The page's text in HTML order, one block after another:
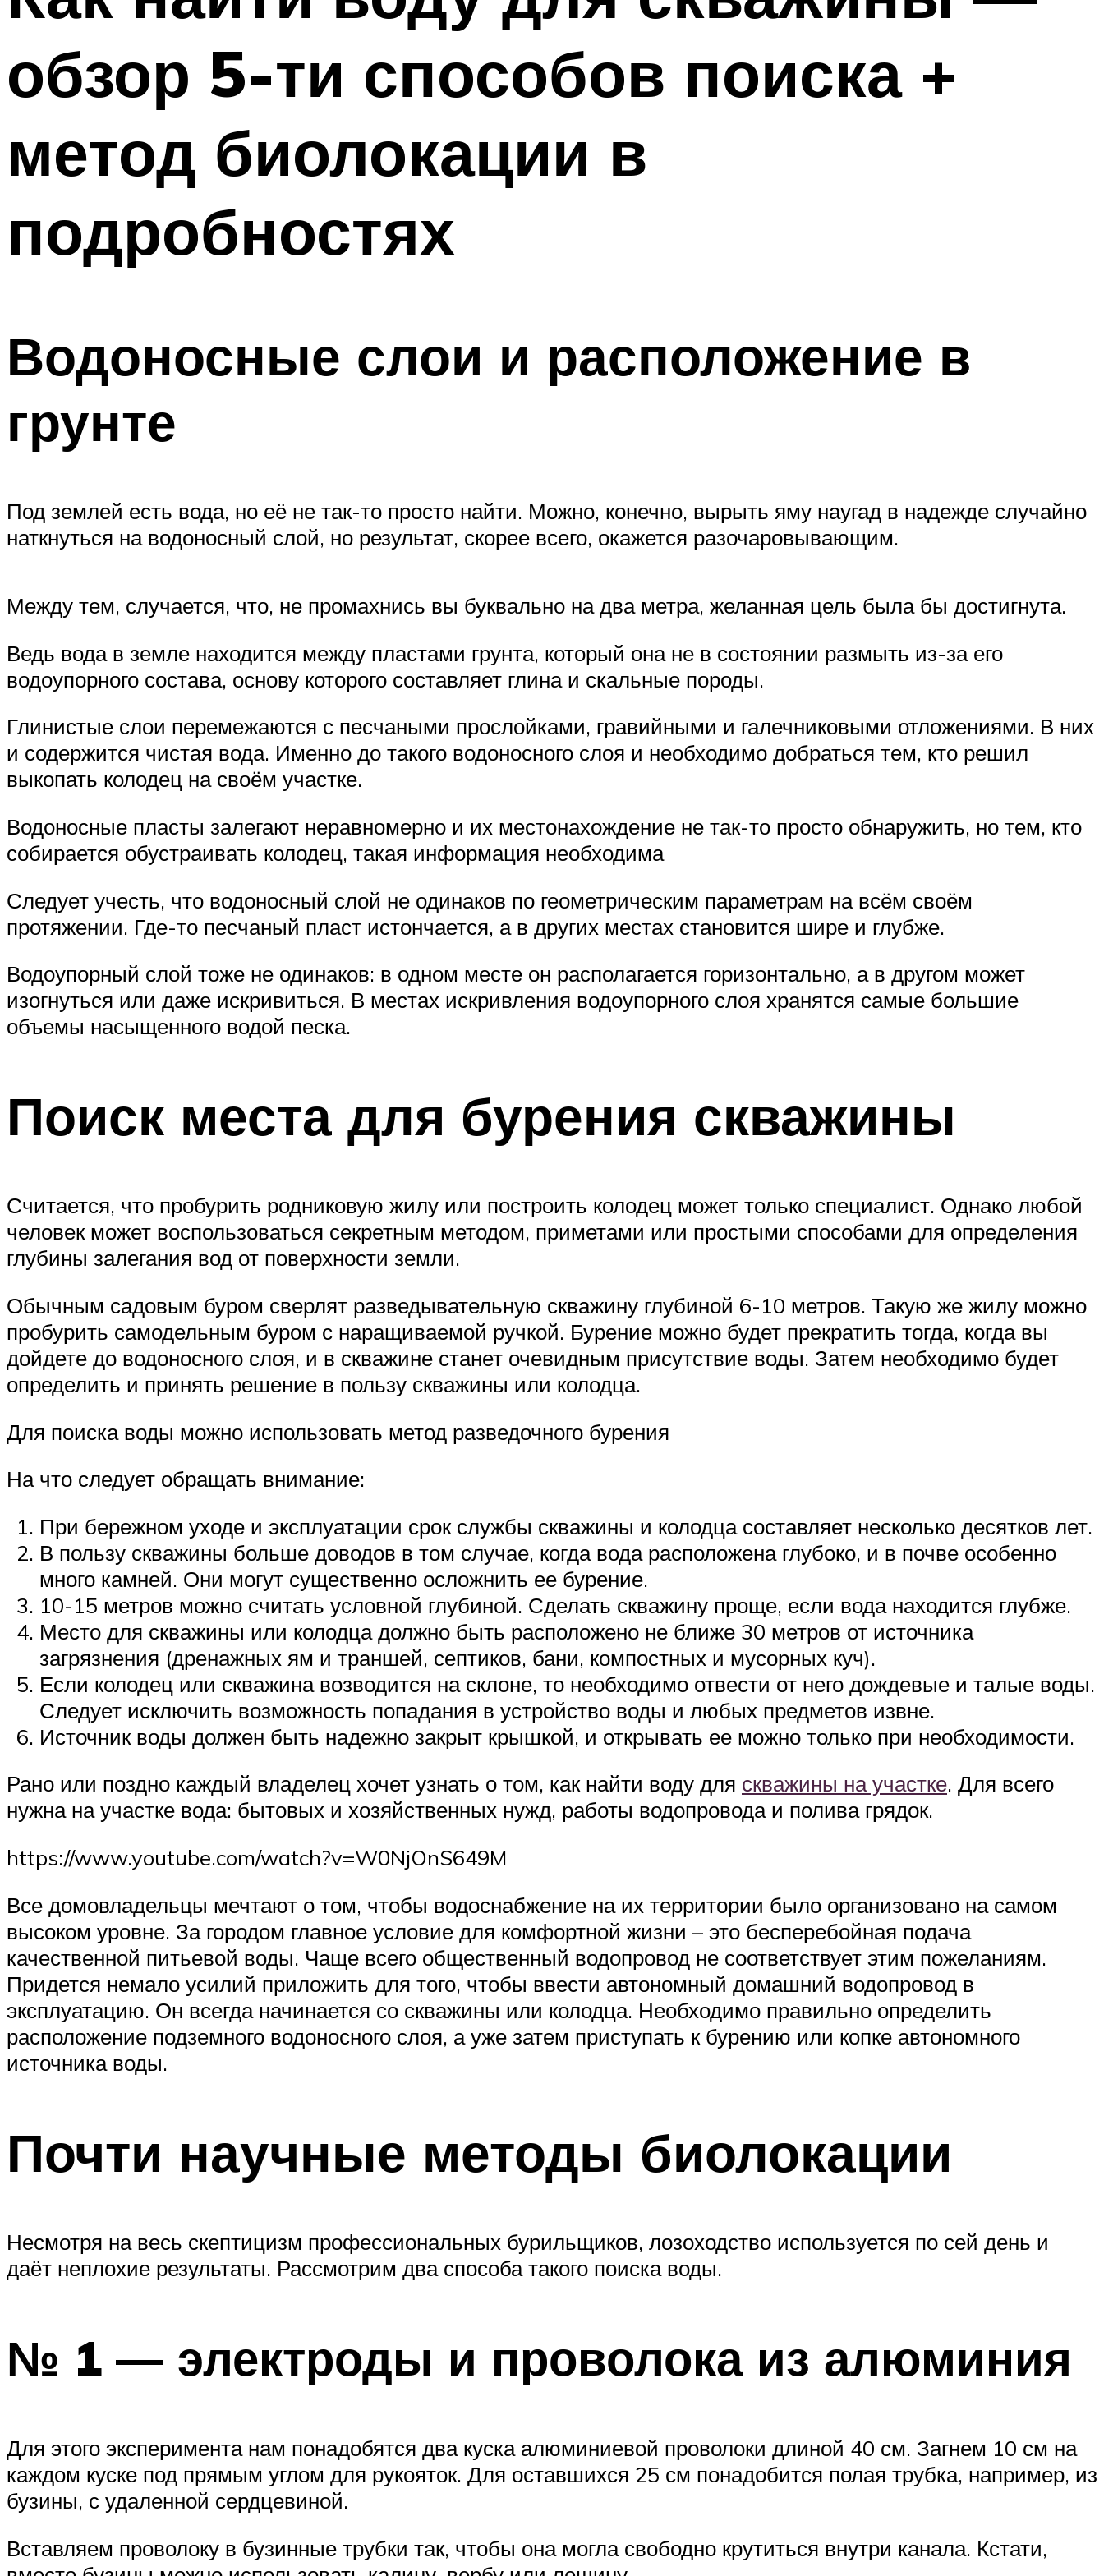
обзор 5-ти способов поиска +
метод биолокации в
подробностях
Водоносные слои и расположение в
грунте
Под землей есть вода, но её не так-то просто найти. Можно, конечно, вырыть яму наугад в надежде случайно
наткнуться на водоносный слой, но результат, скорее всего, окажется разочаровывающим.
Между тем, случается, что, не промахнись вы буквально на два метра, желанная цель была бы достигнута.
Ведь вода в земле находится между пластами грунта, который она не в состоянии размыть из-за его
водоупорного состава, основу которого составляет глина и скальные породы.
Глинистые слои перемежаются с песчаными прослойками, гравийными и галечниковыми отложениями. В них
и содержится чистая вода. Именно до такого водоносного слоя и необходимо добраться тем, кто решил
выкопать колодец на своём участке.
Водоносные пласты залегают неравномерно и их местонахождение не так-то просто обнаружить, но тем, кто
собирается обустраивать колодец, такая информация необходима
Следует учесть, что водоносный слой не одинаков по геометрическим параметрам на всём своём
протяжении. Где-то песчаный пласт истончается, а в других местах становится шире и глубже.
Водоупорный слой тоже не одинаков: в одном месте он располагается горизонтально, а в другом может
изогнуться или даже искривиться. В местах искривления водоупорного слоя хранятся самые большие
объемы насыщенного водой песка.
Поиск места для бурения скважины
Считается, что пробурить родниковую жилу или построить колодец может только специалист. Однако любой
человек может воспользоваться секретным методом, приметами или простыми способами для определения
глубины залегания вод от поверхности земли.
Обычным садовым буром сверлят разведывательную скважину глубиной 6-10 метров. Такую же жилу можно
пробурить самодельным буром с наращиваемой ручкой. Бурение можно будет прекратить тогда, когда вы
дойдете до водоносного слоя, и в скважине станет очевидным присутствие воды. Затем необходимо будет
определить и принять решение в пользу скважины или колодца.
Для поиска воды можно использовать метод разведочного бурения
На что следует обращать внимание:
При бережном уходе и эксплуатации срок службы скважины и колодца составляет несколько десятков лет.
В пользу скважины больше доводов в том случае, когда вода расположена глубоко, и в почве особенно
много камней. Они могут существенно осложнить ее бурение.
10-15 метров можно считать условной глубиной. Сделать скважину проще, если вода находится глубже.
Место для скважины или колодца должно быть расположено не ближе 30 метров от источника
загрязнения (дренажных ям и траншей, септиков, бани, компостных и мусорных куч).
Если колодец или скважина возводится на склоне, то необходимо отвести от него дождевые и талые воды.
Следует исключить возможность попадания в устройство воды и любых предметов извне.
Источник воды должен быть надежно закрыт крышкой, и открывать ее можно только при необходимости.
Рано или поздно каждый владелец хочет узнать о том, как найти воду для скважины на участке. Для всего
нужна на участке вода: бытовых и хозяйственных нужд, работы водопровода и полива грядок.
https://www.youtube.com/watch?v=W0NjOnS649M
Все домовладельцы мечтают о том, чтобы водоснабжение на их территории было организовано на самом
высоком уровне. За городом главное условие для комфортной жизни – это бесперебойная подача
качественной питьевой воды. Чаще всего общественный водопровод не соответствует этим пожеланиям.
Придется немало усилий приложить для того, чтобы ввести автономный домашний водопровод в
эксплуатацию. Он всегда начинается со скважины или колодца. Необходимо правильно определить
расположение подземного водоносного слоя, а уже затем приступать к бурению или копке автономного
источника воды.
Почти научные методы биолокации
Несмотря на весь скептицизм профессиональных бурильщиков, лозоходство используется по сей день и
даёт неплохие результаты. Рассмотрим два способа такого поиска воды.
№ 1 — электроды и проволока из алюминия
Для этого эксперимента нам понадобятся два куска алюминиевой проволоки длиной 40 см. Загнем 10 см на
каждом куске под прямым углом для рукояток. Для оставшихся 25 см понадобится полая трубка, например, из
бузины, с удаленной сердцевиной.
Вставляем проволоку в бузинные трубки так, чтобы она могла свободно крутиться внутри канала. Кстати,